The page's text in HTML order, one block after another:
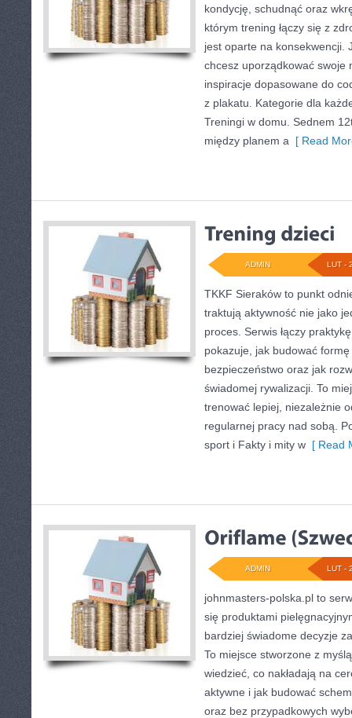
kondycję, schudnąć oraz
którym trening łączy się z
jest oparte na konsekwencji.
chcesz uporządkować swoje
inspiracje dopasowane do
z plakatu. Kategorie dla
Treningi w domu. Sednem
między planem a [ Read
LUT -
ADMIN
TKKF Sieraków to punkt
traktują aktywność nie jako
proces. Serwis łączy
pokazuje, jak budować
bezpieczeństwo oraz jak
świadomej rywalizacji. To
trenować lepiej, niezależnie
regularnej pracy nad sobą.
sport i Fakty i mity w [ Read
LUT -
ADMIN
johnmasters-polska.pl to
się produktami
bardziej świadome decyzje
To miejsce stworzone z
wiedzieć, co nakładają na
aktywne i jak budować
oraz bez przypadkowych